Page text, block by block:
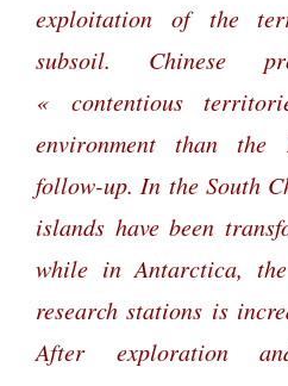
exploitation of the
subsoil. Chinese
« contentious
environment than the
follow-up. In the South
islands have been
while in Antarctica,
research stations is
After exploration